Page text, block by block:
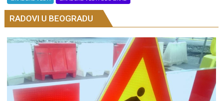
RADOVI U BEOGRADU